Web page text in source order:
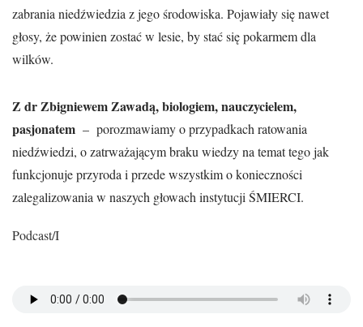
zabrania niedźwiedzia z jego środowiska. Pojawiały się nawet
głosy, że powinien zostać w lesie, by stać się pokarmem dla
wilków.
Z dr Zbigniewem Zawadą, biologiem, nauczycielem,
pasjonatem – porozmawiamy o przypadkach ratowania
niedźwiedzi, o zatrważającym braku wiedzy na temat tego jak
funkcjonuje przyroda i przede wszystkim o konieczności
zalegalizowania w naszych głowach instytucji ŚMIERCI.
Podcast/I